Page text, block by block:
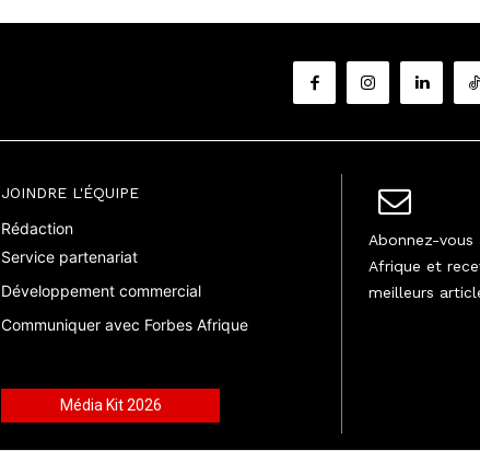
JOINDRE L'ÉQUIPE
Rédaction
Service partenariat
Développement commercial
Communiquer avec Forbes Afrique
Média Kit 2026
Abonnez-
Afrique et
meilleurs